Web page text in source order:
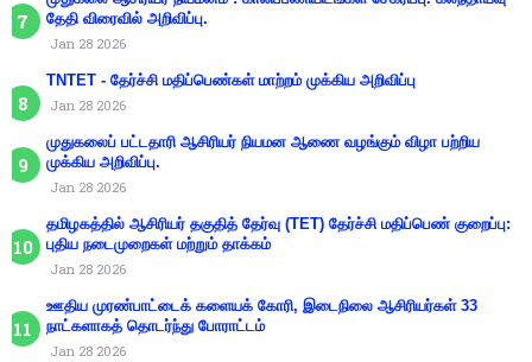
தேதி விரைவில் அறிவிப்பு.
Jan 28 2026
TNTET - தேர்ச்சி மதிப்பெண்கள் மாற்றம் முக்கிய அறிவிப்பு
Jan 28 2026
முதுகலைப் பட்டதாரி ஆசிரியர் நியமன ஆணை வழங்கும் விழா பற்றிய
முக்கிய அறிவிப்பு.
Jan 28 2026
தமிழகத்தில் ஆசிரியர் தகுதித் தேர்வு (TET) தேர்ச்சி மதிப்பெண் குறைப்பு:
புதிய நடைமுறைகள் மற்றும் தாக்கம்
Jan 28 2026
ஊதிய முரண்பாட்டைக் களையக் கோரி, இடைநிலை ஆசிரியர்கள் 33
நாட்களாகத் தொடர்ந்து போராட்டம்
Jan 28 2026